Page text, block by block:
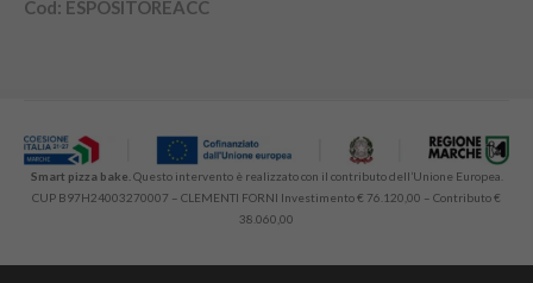
Cod: ESPOSITOREACC
Smart pizza bake. Questo intervento è realizzato con il contributo dell’Unione Europea.
CUP B97H24003270007 – CLEMENTI FORNI Investimento € 76.120,00 – Contributo €
38.060,00